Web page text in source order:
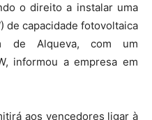
o direito a instalar uma
de capacidade fotovoltaica
de Alqueva, com um
informou a empresa em
aos vencedores ligar à